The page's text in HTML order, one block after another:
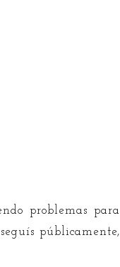
problemas para
públicamente,